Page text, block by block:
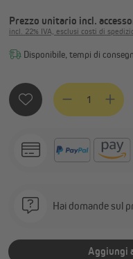
Prezzo unitario incl.
incl. 22% IVA, esclusi costi di
Disponibile, tempi di
Quantità del
Hai domande sul
Aggiungi